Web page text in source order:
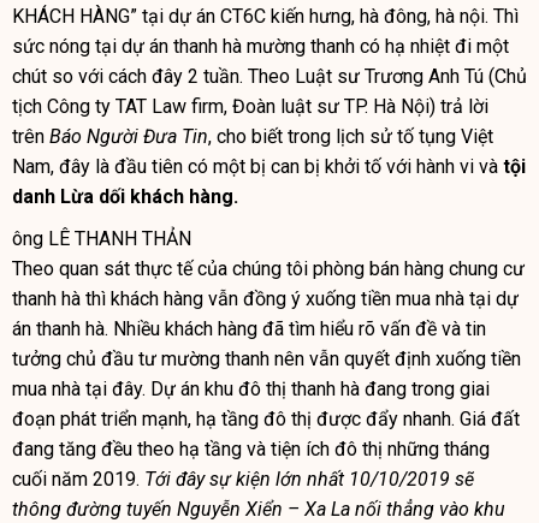
KHÁCH HÀNG” tại dự án CT6C kiến hưng, hà đông, hà nội. Thì
sức nóng tại dự án thanh hà mường thanh có hạ nhiệt đi một
chút so với cách đây 2 tuần. Theo Luật sư Trương Anh Tú (Chủ
tịch Công ty TAT Law firm, Đoàn luật sư TP. Hà Nội) trả lời
trên Báo Người Đưa Tin, cho biết trong lịch sử tố tụng Việt
Nam, đây là đầu tiên có một bị can bị khởi tố với hành vi và tội
danh Lừa dối khách hàng.
ông LÊ THANH THẢN
Theo quan sát thực tế của chúng tôi phòng bán hàng chung cư
thanh hà thì khách hàng vẫn đồng ý xuống tiền mua nhà tại dự
án thanh hà. Nhiều khách hàng đã tìm hiểu rõ vấn đề và tin
tưởng chủ đầu tư mường thanh nên vẫn quyết định xuống tiền
mua nhà tại đây. Dự án khu đô thị thanh hà đang trong giai
đoạn phát triển mạnh, hạ tầng đô thị được đẩy nhanh. Giá đất
đang tăng đều theo hạ tầng và tiện ích đô thị những tháng
cuối năm 2019. Tới đây sự kiện lớn nhất 10/10/2019 sẽ
thông đường tuyến Nguyễn Xiển – Xa La nối thẳng vào khu